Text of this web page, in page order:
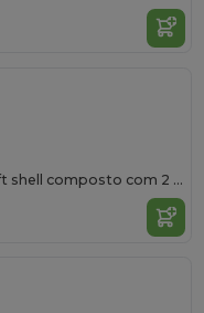
QUEBEC Colete soft shell composto com 2 camadas